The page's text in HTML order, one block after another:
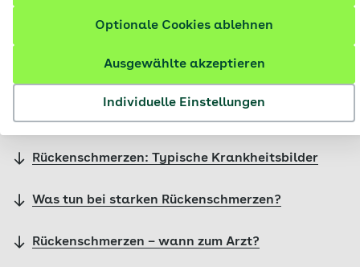
Individuelle Einstellungen
Ausgewählte akzeptieren
Optionale Cookies ablehnen
Inhalte im Überblick
Was sind Rückenschmerzen und ab wann sind sie
chronisch?
Rückenschmerzen: Typische Krankheitsbilder
Was tun bei starken Rückenschmerzen?
Rückenschmerzen – wann zum Arzt?